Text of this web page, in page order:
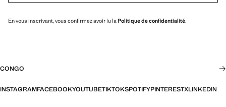
En vous inscrivant, vous confirmez avoir lu la Politique de confidentialité.
CONGO
INSTAGRAMFACEBOOKYOUTUBETIKTOKSPOTIFYPINTERESTXLINKEDIN